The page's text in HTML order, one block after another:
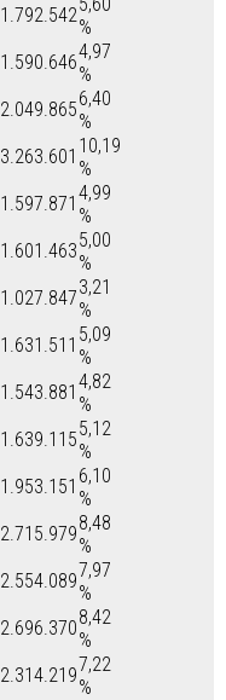
1.792.542
%
1.590.6464,97
%
2.049.8656,40
%
3.263.601 10,19
%
1.597.871 4,99
%
1.601.4635,00
%
1.027.8473,21
%
1.631.511 5,09
%
1.543.881 4,82
%
1.639.1155,12
%
1.953.151 6,10
%
2.715.9798,48
%
2.554.0897,97
%
2.696.3708,42
%
2.314.2197,22
%